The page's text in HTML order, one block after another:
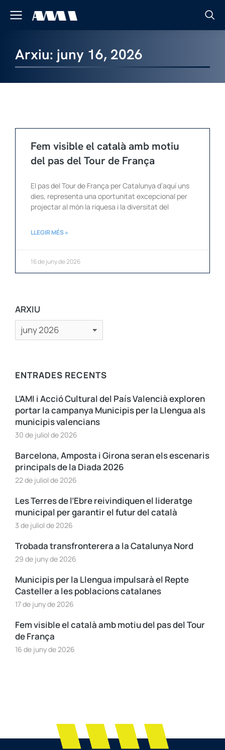
Arxiu: juny 16, 2026
Fem visible el català amb motiu
del pas del Tour de França
El pas del Tour de França per Catalunya d’aquí uns
dies, representa una oportunitat excepcional per
projectar al món la riquesa i la diversitat del
LLEGIR MÉS »
16 de juny de 2026
ARXIU
ENTRADES RECENTS
L’AMI i Acció Cultural del País Valencià exploren
portar la campanya Municipis per la Llengua als
municipis valencians
30 de juliol de 2026
Barcelona, Amposta i Girona seran els escenaris
principals de la Diada 2026
22 de juliol de 2026
Les Terres de l’Ebre reivindiquen el lideratge
municipal per garantir el futur del català
3 de juliol de 2026
Trobada transfronterera a la Catalunya Nord
29 de juny de 2026
Municipis per la Llengua impulsarà el Repte
Casteller a les poblacions catalanes
17 de juny de 2026
Fem visible el català amb motiu del pas del Tour
de França
16 de juny de 2026